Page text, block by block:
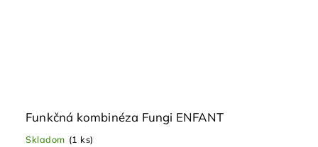
Funkčná kombinéza Fungi ENFANT
Skladom (1 ks)